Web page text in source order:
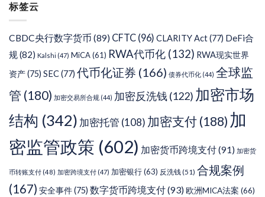
类
标签云
CBDC央行数字货币 (89) CFTC (96) CLARITY Act(77) DeFi合
规(82) Kalshi (47) MiCA(61) RWA代币化 (132) RWA现实世界
资产(75) SEC(77) 代币化证券 (166) 债券代币化 (44) 全球监
管 (180) 加密交易所合规 (44) 加密反洗钱(122) 加密市场
结构 (342) 加密托管 (108) 加密支付 (188) 加
密监管政策 (602) 加密货币跨境支付(91) 加密货
币转账支付 (48) 加密跨境支付 (47) 加密银行(63) 反洗钱(51) 合规案例
(167) 安全事件(75) 数字货币跨境支付(93)欧洲MICA法案 (66)